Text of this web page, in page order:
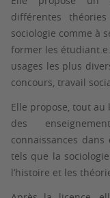
différentes
sociologie comme à
former les
usages les plus
concours, travail
Elle propose, tout au
des
connaissances
tels que la
l’histoire et les